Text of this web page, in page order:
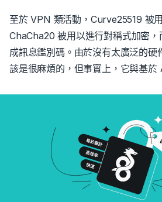
至於 VPN 類活動，Curve25519 被
ChaCha20 被用以進行對稱式加密
成訊息鑑別碼。由於沒有太廣泛的
該是很麻煩的，但事實上，它與基於